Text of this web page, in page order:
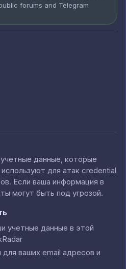
forums and Telegram
данные, которые
для атак credential
Если ваша информация в
могут быть под угрозой.
учетные данные в этой
ваших email адресов и